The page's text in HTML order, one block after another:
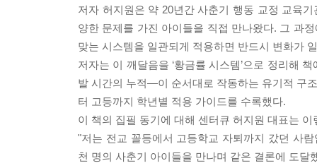
저자 허지원은 약 20년간 사춘기 행동 교정 교육
양한 문제를 가진 아이들을 직접 만나왔다. 그 과
맞는 시스템을 일관되게 적용하면 반드시 변화가
저자는 이 깨달음을 ‘황금률 시스템’으로 정리해
발 시간의 누적—이 순서대로 작동하는 유기적 구
터 고등까지 학년별 적용 가이드를 수록했다.
이 책의 집필 동기에 대해 센터큐 허지원 대표는 이
"저는 전교 꼴등에서 고등학교 자퇴까지 갔던 사
천 명의 사춘기 아이들을 만나며 같은 결론에 도달